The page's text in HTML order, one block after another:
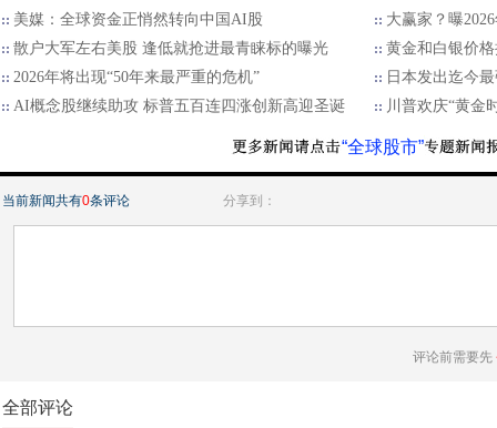
美媒：全球资金正悄然转向中国AI股
大赢家？曝
散户大军左右美股 逢低就抢进最青睐标的曝光
黄金和白银价
2026年将出现“50年来最严重的危机”
日本发出迄今
AI概念股继续助攻 标普五百连四涨创新高迎圣诞
川普欢庆“黄金
“全球股市”
当前新闻共有0条评论 分享到：
评论前需要先
全部评论